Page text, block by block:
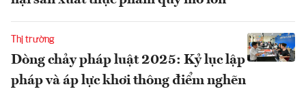
Thị trường
Dòng chảy pháp luật 2025: Kỷ lục lập
pháp và áp lực khơi thông điểm nghẽn